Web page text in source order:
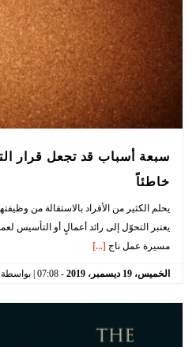
سبعة أسباب قد تجعل قرار
خاطئاً
يحلم الكثير من الأفراد بالاستقالة من
يعتبر التحوّل إلى رائد أعمالٍ أو التأسيس
مسيرة عمل ناج [...]
الخميس، 19 ديسمبر، 2019
-
07:08 | بواسطة